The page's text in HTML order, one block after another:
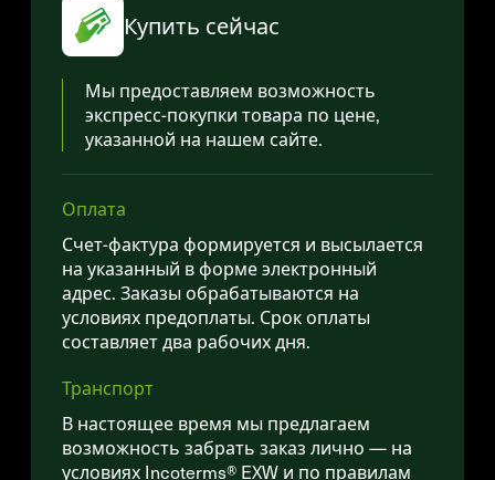
Купить сейчас
Мы предоставляем возможность
экспресс-покупки товара по цене,
указанной на нашем сайте.
Оплата
Счет-фактура формируется и высылается
на указанный в форме электронный
адрес. Заказы обрабатываются на
условиях предоплаты. Срок оплаты
составляет два рабочих дня.
Транспорт
В настоящее время мы предлагаем
возможность забрать заказ лично — на
условиях Incoterms® EXW и по правилам